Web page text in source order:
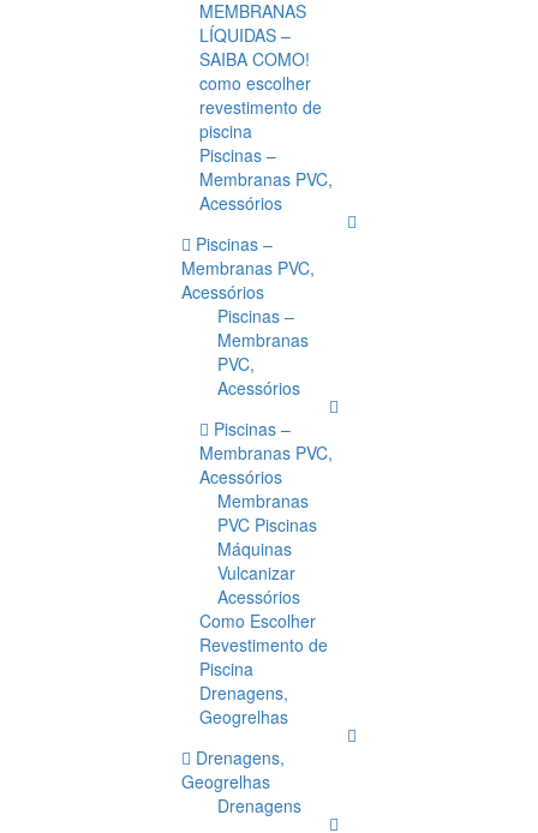
MEMBRANAS
LÍQUIDAS –
SAIBA COMO!
como escolher
revestimento de
piscina
Piscinas –
Membranas PVC,
Acessórios
Piscinas –
Membranas PVC,
Acessórios
Piscinas –
Membranas
PVC,
Acessórios
Piscinas –
Membranas PVC,
Acessórios
Membranas
PVC Piscinas
Máquinas
Vulcanizar
Acessórios
Como Escolher
Revestimento de
Piscina
Drenagens,
Geogrelhas
Drenagens,
Geogrelhas
Drenagens